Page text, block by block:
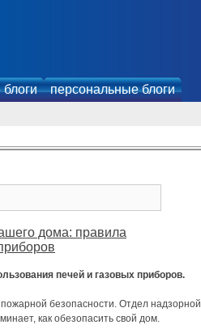
персональные блоги
дома: правила
печей и газовых приборов.
безопасности. Отдел надзорной
как обезопасить свой дом.